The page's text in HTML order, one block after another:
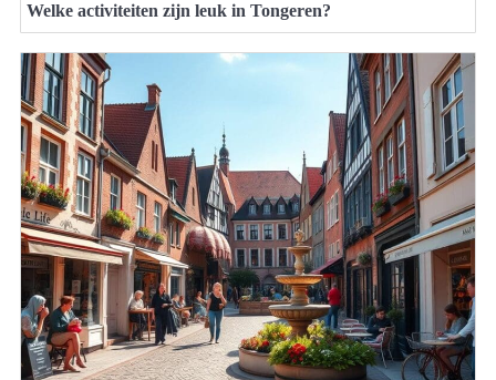
Welke activiteiten zijn leuk in Tongeren?